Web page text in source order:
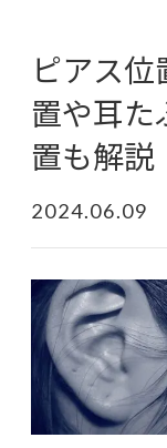
ピアス
置や耳
置も解説
2024.06.09